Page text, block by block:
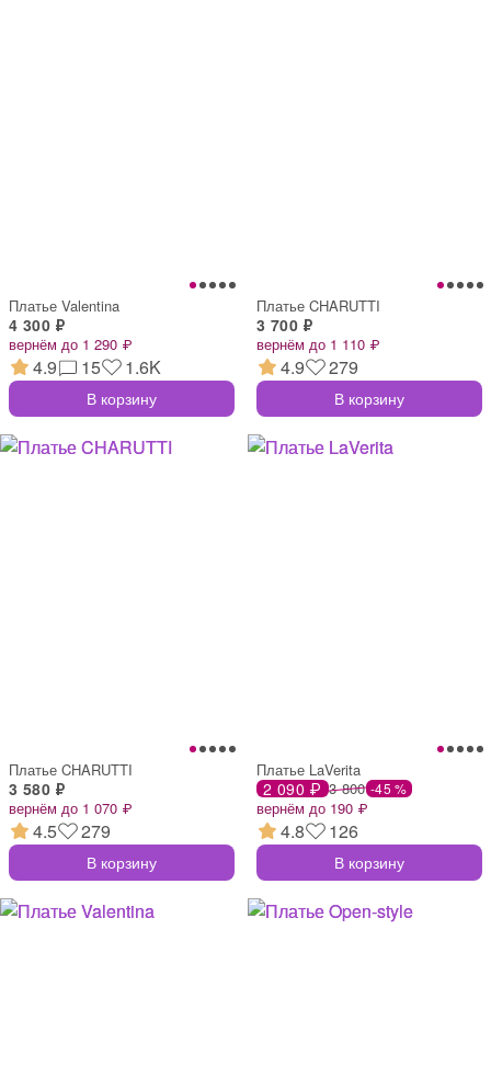
Платье Valentina
4 300 ₽
вернём до 1 290 ₽
4.9 15 1.6K
В корзину
Платье CHARUTTI
3 700 ₽
вернём до 1 110 ₽
4.9 279
В корзину
Платье CHARUTTI
3 580 ₽
вернём до 1 070 ₽
4.5 279
В корзину
Платье LaVerita
2 090 ₽ 3 800 -45 %
вернём до 190 ₽
4.8 126
В корзину